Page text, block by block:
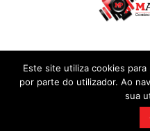
Standard. Todos
Este site utiliza cookies
por parte do utilizador. Ao
sua